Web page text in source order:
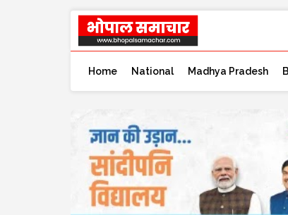
Home National Madhya Pradesh